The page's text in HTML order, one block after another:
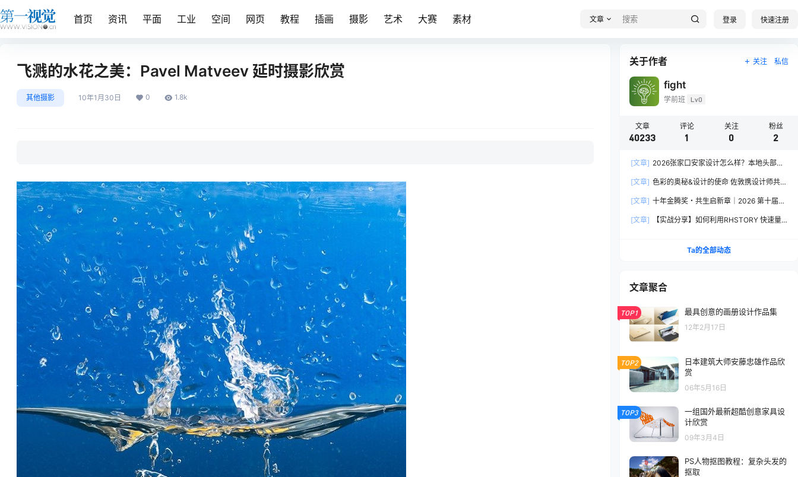
首页 资讯 平面 工业 空间 网页 教程 插画 摄影 艺术 大赛 素材 文章 登录 快速注册
飞溅的水花之美：Pavel Matveev 延时摄影欣赏
其他摄影 10年1月30日 0 1.8k
关于作者 关注 私信
fight
学前班 Lv0
文章
40233
评论
1
关注
0
粉丝
2
[文章] 2026张家口安家设计怎么样？本地头部全
[文章] 色彩的奥秘&设计的使命 佐敦携设计师共探
[文章] 十年金腾奖・共生启新章｜2026 第十届金
[文章]
【实战分享】如何利用RHSTORY 快速量
Ta的全部动态
文章聚合
TOP1 最具创意的画册设计作品集
12年2月17日
TOP2
日本建筑大师安藤忠雄作品欣
赏
06年5月16日
TOP3
一组国外最新超酷创意家具设
计欣赏
09年3月4日
PS人物抠图教程：复杂头发的
抠取